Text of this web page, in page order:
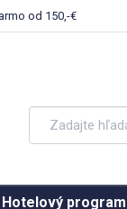
od 150,-€
Hotelový program